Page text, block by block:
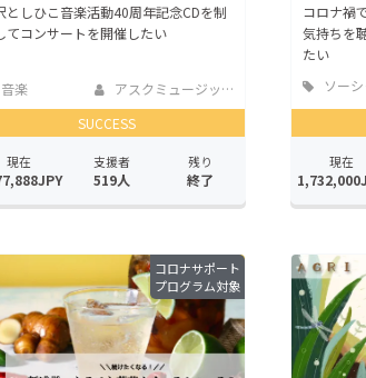
としひこ音楽活動40周年記念CDを制
てコンサートを開催したい
音楽
アスクミュージック
SUCCESS
現在 支援者
519人
残り
終了
コロナ禍
気持ちを
たい
ソー
ッド
現在
コロナサポート
プログラム対象